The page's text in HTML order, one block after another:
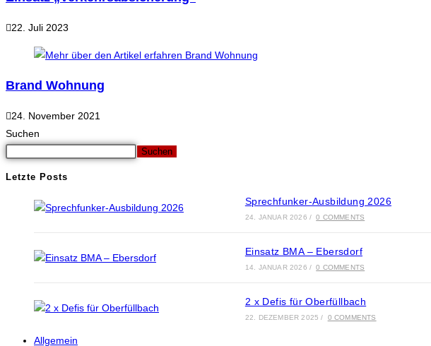
22. Juli 2023
Brand Wohnung
24. November 2021
Suchen
Suchen
Letzte Posts
Sprechfunker-Ausbildung 2026
24. JANUAR 2026 / 0 COMMENTS
Einsatz BMA – Ebersdorf
14. JANUAR 2026 / 0 COMMENTS
2 x Defis für Oberfüllbach
22. DEZEMBER 2025 / 0 COMMENTS
Allgemein